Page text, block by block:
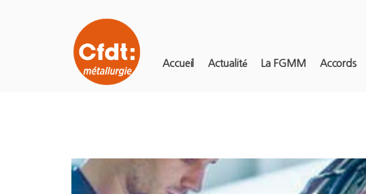
Accueil Actualité La FGMM Accords